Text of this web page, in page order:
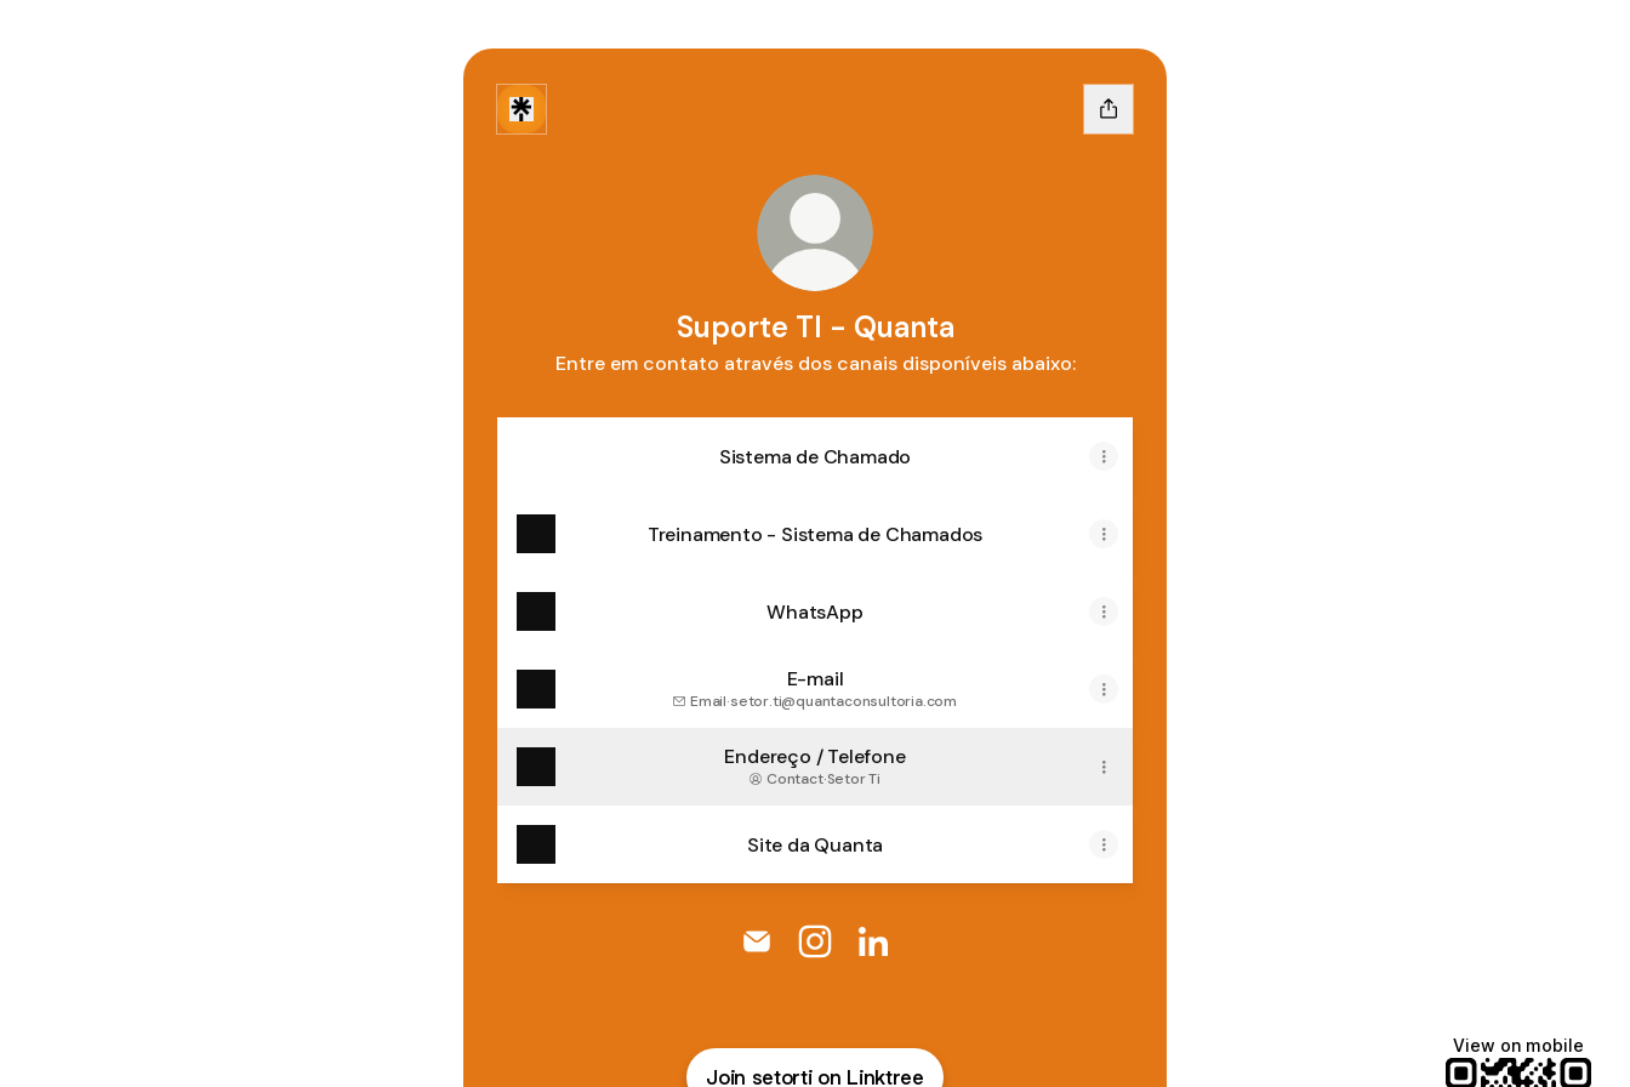
Suporte TI - Quanta
Entre em contato através dos canais disponíveis abaixo:
Sistema de Chamado
Treinamento - Sistema de Chamados
WhatsApp
E-mail
Email·setor.ti@quantaconsultoria.com
Endereço / Telefone
Contact·Setor Ti
Site da Quanta
Join setorti on Linktree
View on mobile